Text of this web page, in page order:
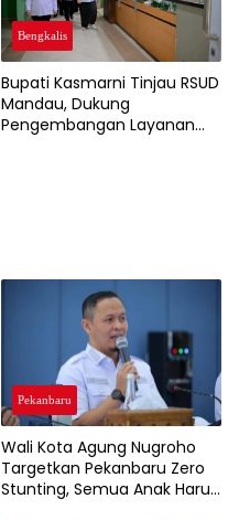
Bengkalis
Bupati Kasmarni Tinjau RSUD
Mandau, Dukung
Pengembangan Layanan
Pekanbaru
Wali Kota Agung Nugroho
Targetkan Pekanbaru Zero
Stunting, Semua Anak Harus